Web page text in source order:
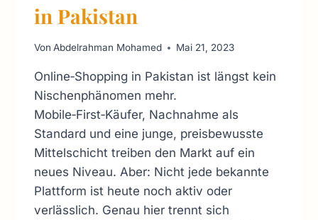
in Pakistan
Von Abdelrahman Mohamed Mai 21, 2023
Online‑Shopping in Pakistan ist längst kein
Nischenphänomen mehr.
Mobile‑First‑Käufer, Nachnahme als
Standard und eine junge, preisbewusste
Mittelschicht treiben den Markt auf ein
neues Niveau. Aber: Nicht jede bekannte
Plattform ist heute noch aktiv oder
verlässlich. Genau hier trennt sich